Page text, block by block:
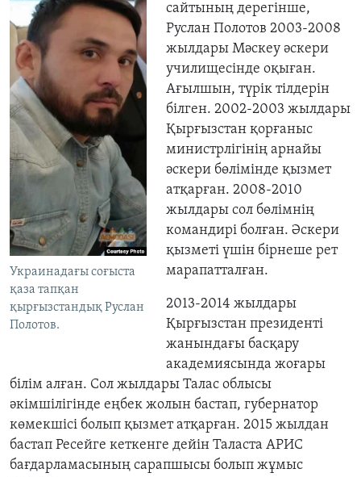
Украинадағы соғыста
қаза тапқан
қырғызстандық Руслан
Полотов.
сайтының дерегінше,
Руслан Полотов 2003-2008
жылдары Мәскеу әскери
училищесінде оқыған.
Ағылшын, түрік тілдерін
білген. 2002-2003 жылдары
Қырғызстан қорғаныс
министрлігінің арнайы
әскери бөлімінде қызмет
атқарған. 2008-2010
жылдары сол бөлімнің
командирі болған. Әскери
қызметі үшін бірнеше рет
марапатталған.
2013-2014 жылдары
Қырғызстан президенті
жанындағы басқару
академиясында жоғары
білім алған. Сол жылдары Талас облысы
әкімшілігінде еңбек жолын бастап, губернатор
көмекшісі болып қызмет атқарған. 2015 жылдан
бастап Ресейге кеткенге дейін Таласта АРИС
бағдарламасының сарапшысы болып жұмыс